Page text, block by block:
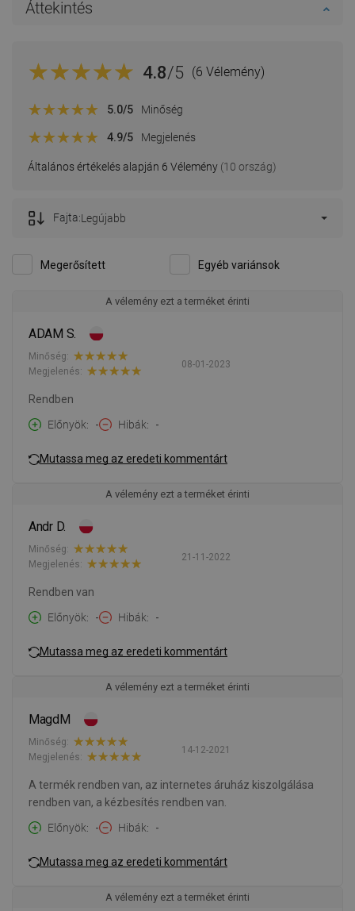
Áttekintés
4.8/5 (6 Vélemény)
Általános értékelés alapján 6 Vélemény (10 ország)
5.0/5 Minőség
4.9/5 Megjelenés
Megerősített Egyéb variánsok
Fajta:Legújabb
A vélemény ezt a terméket érinti
ADAM S.
08-01-2023
Minőség:
Megjelenés:
Rendben
Előnyök
- Hibák -
Mutassa meg az eredeti kommentárt
A vélemény ezt a terméket érinti
Andr D.
21-11-2022
Minőség:
Megjelenés:
Rendben van
Előnyök
- Hibák -
Mutassa meg az eredeti kommentárt
A vélemény ezt a terméket érinti
MagdM
14-12-2021
Minőség:
Megjelenés:
A termék rendben van, az internetes áruház kiszolgálása
rendben van, a kézbesítés rendben van.
Előnyök
- Hibák -
Mutassa meg az eredeti kommentárt
A vélemény ezt a terméket érinti